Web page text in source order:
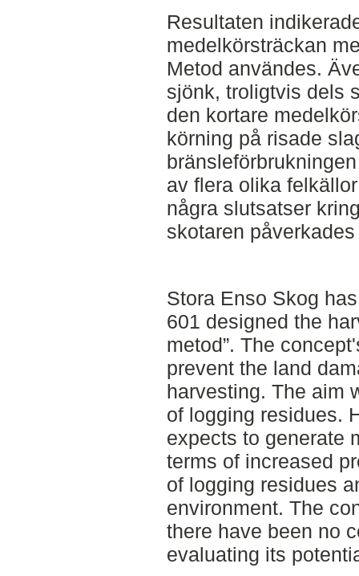
Resultaten
medelkörsträckan
Metod användes.
sjönk, troligtvis dels
den kortare
körning på risade
av flera olika
några slutsatser
skotaren
Stora Enso Skog
601 designed the
metod”. The
prevent the land
harvesting. The aim
of logging residues.
expects to generate
terms of increased
of logging residues
environment. The
there have been no
evaluating its